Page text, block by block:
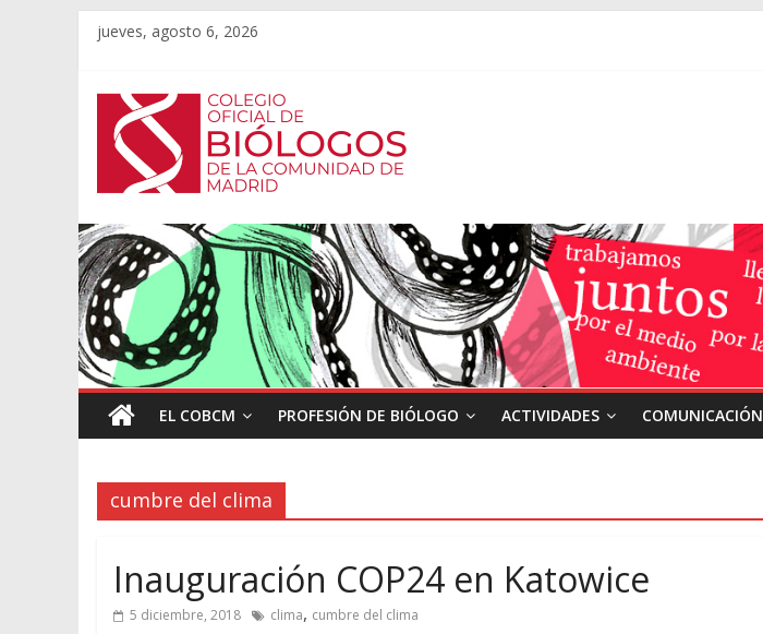
jueves, agosto 6, 2026
EL COBCM PROFESIÓN DE BIÓLOGO ACTIVIDADES COMUNICACIÓN
cumbre del clima
Inauguración COP24 en Katowice
5 diciembre, 2018 clima, cumbre del clima